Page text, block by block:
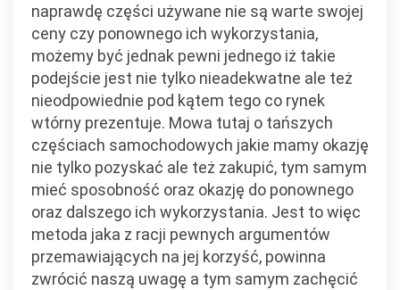
naprawdę części używane nie są warte swojej
ceny czy ponownego ich wykorzystania,
możemy być jednak pewni jednego iż takie
podejście jest nie tylko nieadekwatne ale też
nieodpowiednie pod kątem tego co rynek
wtórny prezentuje. Mowa tutaj o tańszych
częściach samochodowych jakie mamy okazję
nie tylko pozyskać ale też zakupić, tym samym
mieć sposobność oraz okazję do ponownego
oraz dalszego ich wykorzystania. Jest to więc
metoda jaka z racji pewnych argumentów
przemawiających na jej korzyść, powinna
zwrócić naszą uwagę a tym samym zachęcić